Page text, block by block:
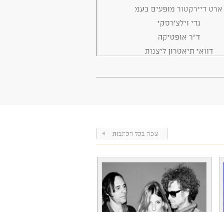
ארט דיירקטור מופעים בעמ
גדי וילצ'רסקי
ד"ר אופטיקה
דוואי תיאטרון ליצנות
המחלקה לתרבות תורנית
קאמל קומדי קלאב
קומדי בר
רונן טבריה הפקות סטנדאפ
שלי בן משה
צפה בכל הכתבות